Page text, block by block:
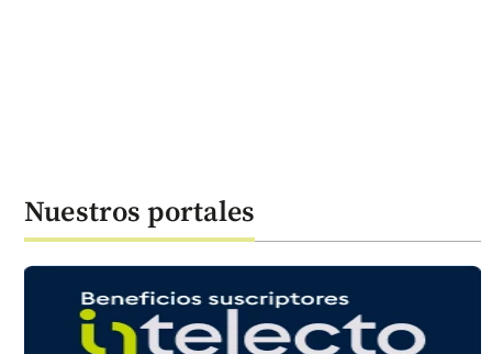
Nuestros portales